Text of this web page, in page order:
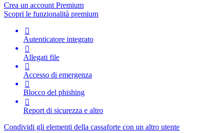
Crea un account Premium
Scopri le funzionalità premium

Autenticatore integrato

Allegati file

Accesso di emergenza

Blocco del phishing

Report di sicurezza e altro
Condividi gli elementi della cassaforte con un altro utente